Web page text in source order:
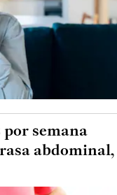
por semana
abdominal,